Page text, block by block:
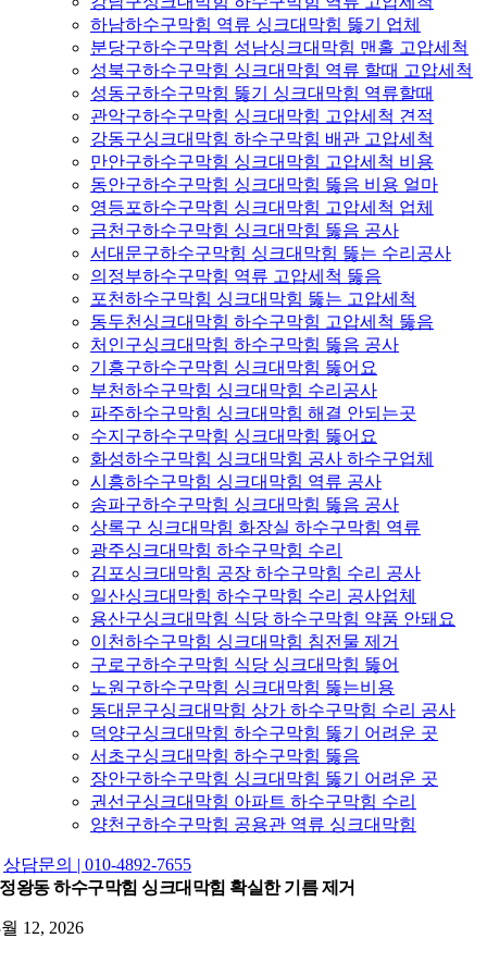
하남하수구막힘 역류 싱크대막힘 뚫기 업체
분당구하수구막힘 성남싱크대막힘 맨홀 고압세척
성북구하수구막힘 싱크대막힘 역류 할때 고압세척
성동구하수구막힘 뚫기 싱크대막힘 역류할때
관악구하수구막힘 싱크대막힘 고압세척 견적
강동구싱크대막힘 하수구막힘 배관 고압세척
만안구하수구막힘 싱크대막힘 고압세척 비용
동안구하수구막힘 싱크대막힘 뚫음 비용 얼마
영등포하수구막힘 싱크대막힘 고압세척 업체
금천구하수구막힘 싱크대막힘 뚫음 공사
서대문구하수구막힘 싱크대막힘 뚫는 수리공사
의정부하수구막힘 역류 고압세척 뚫음
포천하수구막힘 싱크대막힘 뚫는 고압세척
동두천싱크대막힘 하수구막힘 고압세척 뚫음
처인구싱크대막힘 하수구막힘 뚫음 공사
기흥구하수구막힘 싱크대막힘 뚫어요
부천하수구막힘 싱크대막힘 수리공사
파주하수구막힘 싱크대막힘 해결 안되는곳
수지구하수구막힘 싱크대막힘 뚫어요
화성하수구막힘 싱크대막힘 공사 하수구업체
시흥하수구막힘 싱크대막힘 역류 공사
송파구하수구막힘 싱크대막힘 뚫음 공사
상록구 싱크대막힘 화장실 하수구막힘 역류
광주싱크대막힘 하수구막힘 수리
김포싱크대막힘 공장 하수구막힘 수리 공사
일산싱크대막힘 하수구막힘 수리 공사업체
용산구싱크대막힘 식당 하수구막힘 약품 안돼요
이천하수구막힘 싱크대막힘 침전물 제거
구로구하수구막힘 식당 싱크대막힘 뚫어
노원구하수구막힘 싱크대막힘 뚫는비용
동대문구싱크대막힘 상가 하수구막힘 수리 공사
덕양구싱크대막힘 하수구막힘 뚫기 어려운 곳
서초구싱크대막힘 하수구막힘 뚫음
장안구하수구막힘 싱크대막힘 뚫기 어려운 곳
권선구싱크대막힘 아파트 하수구막힘 수리
양천구하수구막힘 공용관 역류 싱크대막힘
상담문의 | 010-4892-7655
정왕동 하수구막힘 싱크대막힘 확실한 기름 제거
12, 2026